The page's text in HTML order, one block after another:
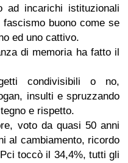
ad incarichi istituzionali
buono come se
ed uno cattivo.
di memoria ha fatto il
condivisibili o no,
insulti e spruzzando
e rispetto.
voto da quasi 50 anni
al cambiamento, ricordo
toccò il 34,4%, tutti gli